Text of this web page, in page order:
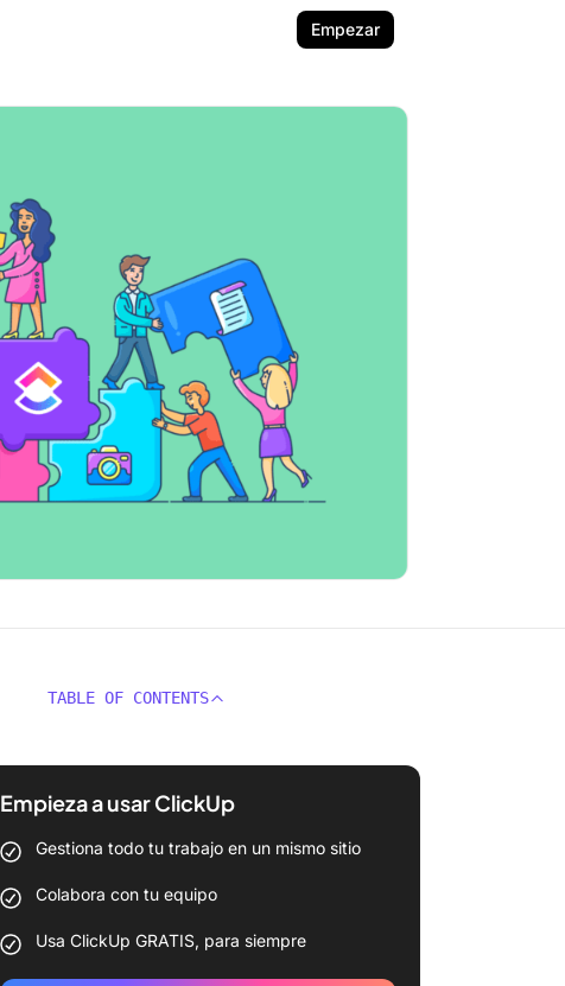
Empezar
TABLE OF CONTENTS
Empieza a usar ClickUp
Gestiona todo tu trabajo en un mismo sitio
Colabora con tu equipo
Usa ClickUp GRATIS, para siempre